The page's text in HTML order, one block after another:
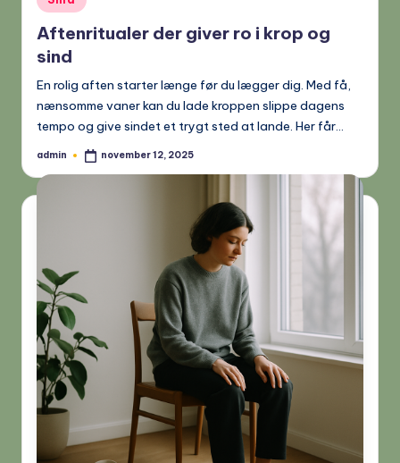
in
Aftenritualer der giver ro i krop og
sind
En rolig aften starter længe før du lægger dig. Med få,
nænsomme vaner kan du lade kroppen slippe dagens
tempo og give sindet et trygt sted at lande. Her får…
Posted
admin november 12, 2025